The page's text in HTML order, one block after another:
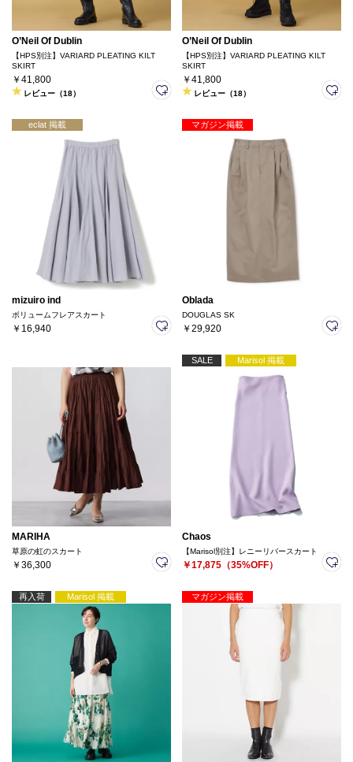
O’Neil Of Dublin
【HPS別注】VARIARD PLEATING KILT
SKIRT
￥41,800
レビュー（18）
O’Neil Of Dublin
【HPS別注】VARIARD PLEATING KILT
SKIRT
￥41,800
レビュー（18）
eclat 掲載
mizuiro ind
ボリュームフレアスカート
￥16,940
マガジン掲載
Oblada
DOUGLAS SK
￥29,920
MARIHA
草原の虹のスカート
￥36,300
SALE Marisol 掲載
Chaos
【Marisol別注】レニーリバースカート
￥17,875（35%OFF）
再入荷 Marisol 掲載 マガジン掲載